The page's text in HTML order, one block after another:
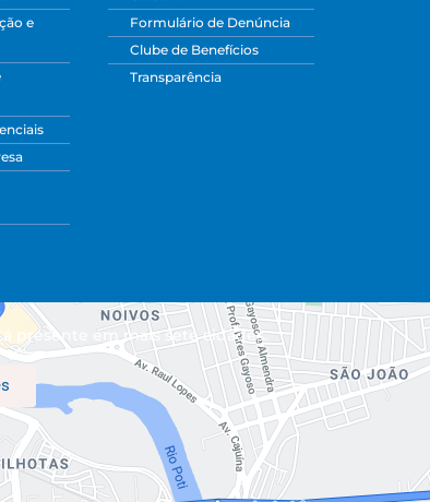
e
Formulário de Denúncia
Clube de Benefícios
Transparência
presente em mais sete cidades.